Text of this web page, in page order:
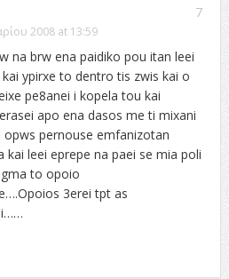
7
2008 at 13:59
na brw ena paidiko pou itan leei
ypirxe to dentro tis zwis kai o
pe8anei i kopela tou kai
apo ena dasos me ti mixani
opws pernouse emfanizotan
kai leei eprepe na paei se mia poli
to opoio
3erei tpt as